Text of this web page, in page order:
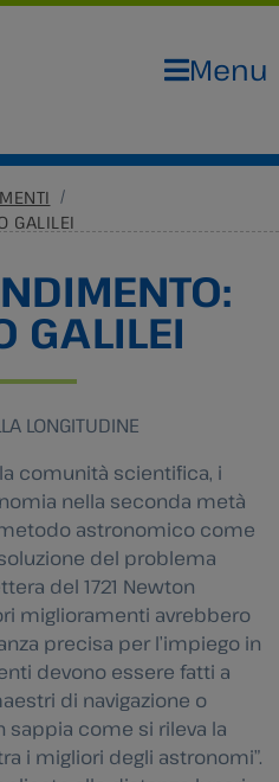
Menu
GALILEI
GALILEI
LONGITUDINE
comunità scientifica, i
nella seconda metà
astronomico come
del problema
del 1721 Newton
miglioramenti avrebbero
precisa per l’impiego in
devono essere fatti a
di navigazione o
come si rileva la
i migliori degli astronomi”.